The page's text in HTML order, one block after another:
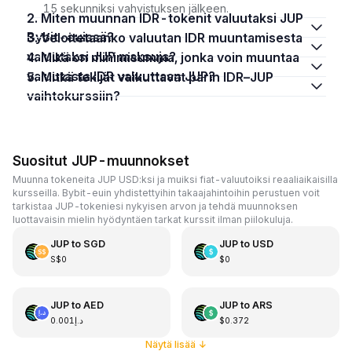
15 sekunniksi vahvistuksen jälkeen.
2. Miten muunnan IDR-tokenit valuutaksi JUP
Bybit-euissä?
3. Veloitetaanko valuutan IDR muuntamisesta
valuutaksi JUP maksuja?
4. Mikä on minimisumma, jonka voin muuntaa
valuutasta IDR valuuttaan JUP?
5. Mitkä tekijät vaikuttavat parin IDR–JUP
vaihtokurssiin?
Suositut JUP-muunnokset
Muunna tokeneita JUP USD:ksi ja muiksi fiat-valuutoiksi reaaliaikaisilla
kursseilla. Bybit-euin yhdistettyihin takaajahintoihin perustuen voit
tarkistaa JUP-tokeniesi nykyisen arvon ja tehdä muunnoksen
luottavaisin mielin hyödyntäen tarkat kurssit ilman piilokuluja.
JUPto SGD
S$0
JUPto USD
$0
JUPto AED
د.إ0.001
JUPto ARS
$0.372
Näytä lisää ↓